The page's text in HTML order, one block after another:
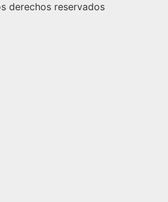
derechos reservados